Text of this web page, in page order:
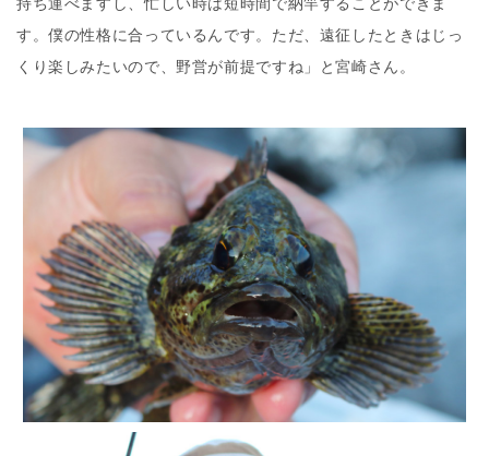
持ち運べますし、忙しい時は短時間で納竿することができま
す。僕の性格に合っているんです。ただ、遠征したときはじっ
くり楽しみたいので、野営が前提ですね」と宮崎さん。